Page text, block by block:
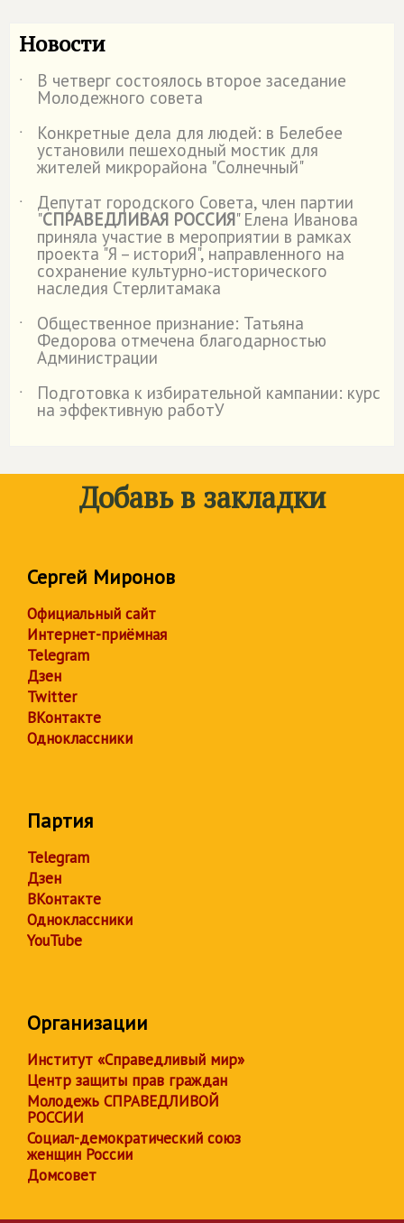
Новости
˙ В четверг состоялось второе заседание
Молодежного совета
˙
Конкретные дела для людей: в Белебее
установили пешеходный мостик для
жителей микрорайона "Солнечный"
˙
Депутат городского Совета, член партии
"СПРАВЕДЛИВАЯ РОССИЯ" Елена Иванова
приняла участие в мероприятии в рамках
проекта "Я – историЯ", направленного на
сохранение культурно-исторического
наследия Стерлитамака
˙
Общественное признание: Татьяна
Федорова отмечена благодарностью
Администрации
˙
Подготовка к избирательной кампании: курс
на эффективную работУ
Добавь в закладки
Сергей Миронов
Официальный сайт
Интернет-приёмная
Telegram
Дзен
Twitter
ВКонтакте
Одноклассники
Партия
Telegram
Дзен
ВКонтакте
Одноклассники
YouTube
Организации
Институт «Справедливый мир»
Центр защиты прав граждан
Молодежь СПРАВЕДЛИВОЙ
РОССИИ
Социал-демократический союз
женщин России
Домсовет